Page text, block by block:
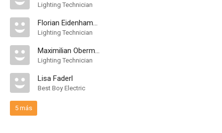
Lighting Technician
Florian Eidenhammer
Lighting Technician
Maximilian Obermair
Lighting Technician
Lisa Faderl
Best Boy Electric
5 más